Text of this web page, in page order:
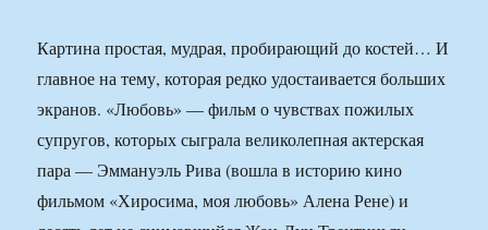
Картина простая, мудрая, пробирающий до костей… И
главное на тему, которая редко удостаивается больших
экранов. «Любовь» — фильм о чувствах пожилых
супругов, которых сыграла великолепная актерская
пара — Эммануэль Рива (вошла в историю кино
фильмом «Хиросима, моя любовь» Алена Рене) и